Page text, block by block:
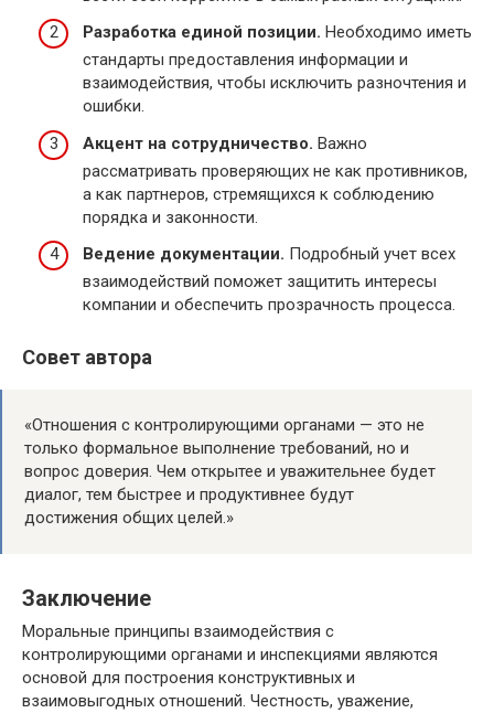
Разработка единой позиции. Необходимо иметь
стандарты предоставления информации и
взаимодействия, чтобы исключить разночтения и
ошибки.
Акцент на сотрудничество. Важно
рассматривать проверяющих не как противников,
а как партнеров, стремящихся к соблюдению
порядка и законности.
Ведение документации. Подробный учет всех
взаимодействий поможет защитить интересы
компании и обеспечить прозрачность процесса.
Совет автора
«Отношения с контролирующими органами — это не
только формальное выполнение требований, но и
вопрос доверия. Чем открытее и уважительнее будет
диалог, тем быстрее и продуктивнее будут
достижения общих целей.»
Заключение
Моральные принципы взаимодействия с
контролирующими органами и инспекциями являются
основой для построения конструктивных и
взаимовыгодных отношений. Честность, уважение,